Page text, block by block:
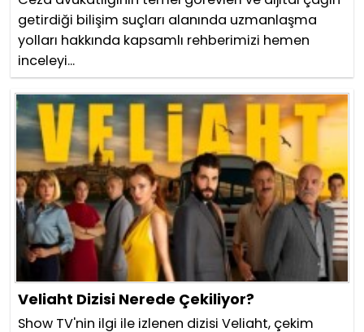
getirdiği bilişim suçları alanında uzmanlaşma
yolları hakkında kapsamlı rehberimizi hemen
inceleyi...
Veliaht Dizisi Nerede Çekiliyor?
Show TV'nin ilgi ile izlenen dizisi Veliaht, çekim